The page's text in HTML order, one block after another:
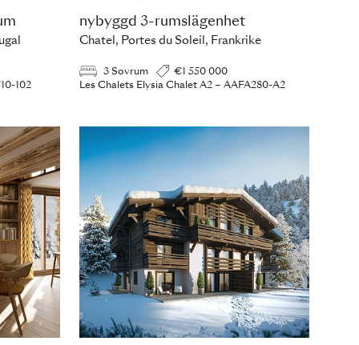
102
nybyggd 3-rumslägenhet
Chatel, Portes du Soleil, Frankrike
3 Sovrum
€1 550 000
Les Chalets Elysia Chalet A2 – AAFA280-A2